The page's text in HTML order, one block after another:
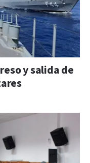
y salida de